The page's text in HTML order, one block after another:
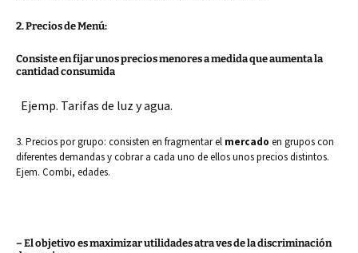
2. Precios de Menú:
Consiste en fijar unos precios menores a medida que aumenta la
cantidad consumida
Ejemp. Tarifas de luz y agua.
3. Precios por grupo: consisten en fragmentar el mercado en gruposcon
diferentes demandas y cobrar a cada uno de ellos unos precios distintos.
Ejem. Combi, edades.
– El objetivo es maximizar utilidades atra ves de la discriminación